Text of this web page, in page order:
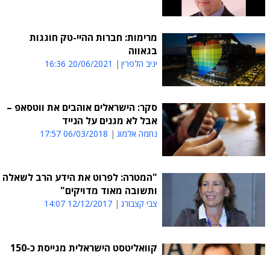
מרימות: חברות ההיי-טק חוגגות
בגאווה
יניב הלפרין 20/06/2021 16:36
סקר: הישראלים אוהבים את ווטסאפ –
אבל לא מגנים על הנייד
נחמה אלמוג 06/03/2018 17:57
"המטרה: לפרוט את הידע הרב לשאלה
ותשובה מאוד מדויקים"
צבי קצבורג 12/12/2017 14:07
קוואליטסט הישראלית מגייסת כ-150